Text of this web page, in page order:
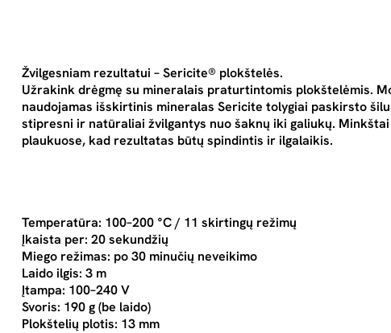
Žvilgesniam rezultatui – Sericite® plokštelės.
Užrakink drėgmę su mineralais praturtintomis plokštelėmis.
naudojamas išskirtinis mineralas Sericite tolygiai paskirsto
stipresni ir natūraliai žvilgantys nuo šaknų iki galiukų.
plaukuose, kad rezultatas būtų spindintis ir ilgalaikis.
Temperatūra: 100–200 °C / 11 skirtingų režimų
Įkaista per: 20 sekundžių
Miego režimas: po 30 minučių neveikimo
Laido ilgis: 3 m
Įtampa: 100–240 V
Svoris: 190 g (be laido)
Plokštelių plotis: 13 mm